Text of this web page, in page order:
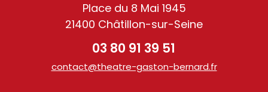
Place du 8 Mai 1945
21400 Châtillon-sur-Seine
03 80 91 39 51
contact@theatre-gaston-bernard.fr